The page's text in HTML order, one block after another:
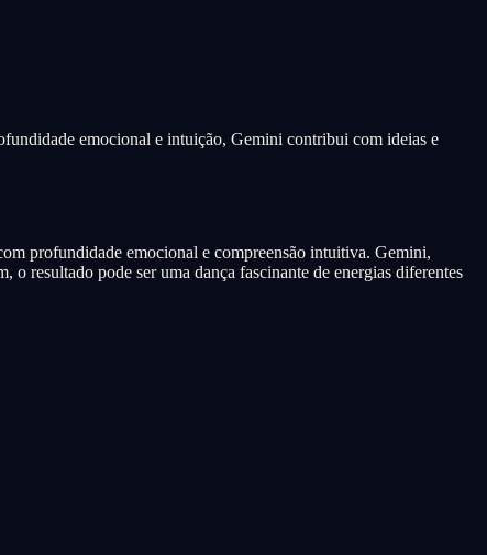
emocional e intuição, Gemini contribui com ideias e
profundidade emocional e compreensão intuitiva. Gemini,
o resultado pode ser uma dança fascinante de energias diferentes